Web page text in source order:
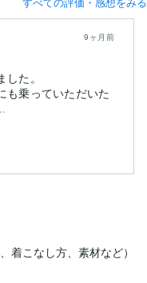
9ヶ月前
た。
も乗っていただいた
こなし方、素材など）